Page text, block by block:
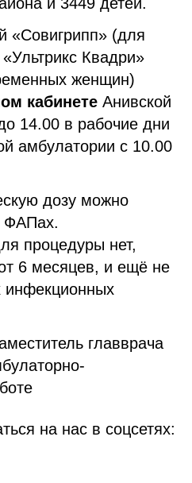
«Совигрипп» (для
Квадри»
женщин)
кабинете Анивской
14.00 в рабочие дни
амбулатории с 10.00
дозу можно
ФАПах.
процедуры нет,
6 месяцев, и ещё не
инфекционных
главврача
на нас в соцсетях: